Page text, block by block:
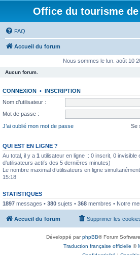
Office du tourisme
FAQ
Accueil du forum
Nous sommes le lun. août 10
Aucun forum.
CONNEXION • INSCRIPTION
Nom d’utilisateur :
Mot de passe :
J’ai oublié mon mot de passe
Se
QUI EST EN LIGNE ?
Au total, il y a 1 utilisateur en ligne :: 0 inscrit, 0 invisible
d’utilisateurs actifs des 5 dernières minutes)
Le nombre maximal d’utilisateurs en ligne
15:18
STATISTIQUES
1897 messages • 380 sujets • 368 membres • Notre
Accueil du forum Supprimer les
Développé parphpBB® Forum
Traduction française officielle ©